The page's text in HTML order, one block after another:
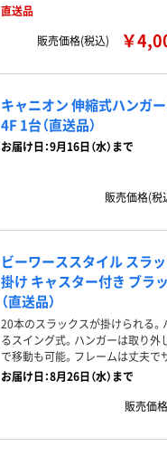
直送品
販売価格(税込)
￥
キャニオン 伸縮式ハンガ
4F 1台（直送品）
お届け日：9月16日（水）まで
販売価格(税
ビーワーススタイル スラ
掛け キャスター付き ブラ
（直送品）
20本のスラックスが掛けられる
るスイング式。ハンガーは取り外
で移動も可能。フレームは丈夫で
お届け日：8月26日（水）まで
販売価